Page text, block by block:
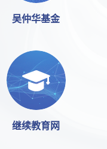
吴仲华基金
继续教育网